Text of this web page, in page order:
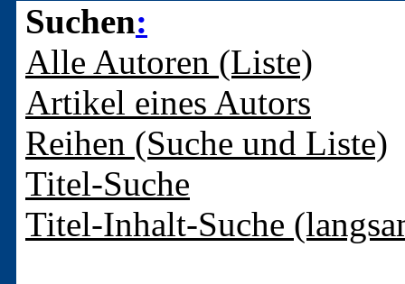
Suchen:
Alle Autoren (Liste)
Artikel eines Autors
Reihen (Suche und Liste)
Titel-Suche
Titel-Inhalt-Suche